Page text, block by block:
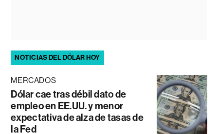
NOTICIAS DEL DÓLAR HOY
MERCADOS
Dólar cae tras débil dato de
empleo en EE.UU. y menor
expectativa de alza de tasas de
la Fed